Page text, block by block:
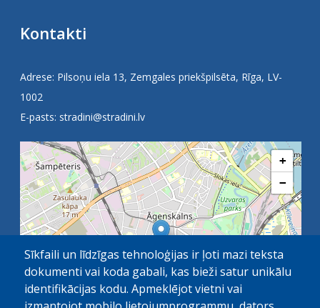
Kontakti
Adrese: Pilsoņu iela 13, Zemgales priekšpilsēta, Rīga, LV-
1002
E-pasts: stradini@stradini.lv
+
−
Sīkfaili un līdzīgas tehnoloģijas ir ļoti mazi teksta
dokumenti vai koda gabali, kas bieži satur unikālu
identifikācijas kodu. Apmeklējot vietni vai